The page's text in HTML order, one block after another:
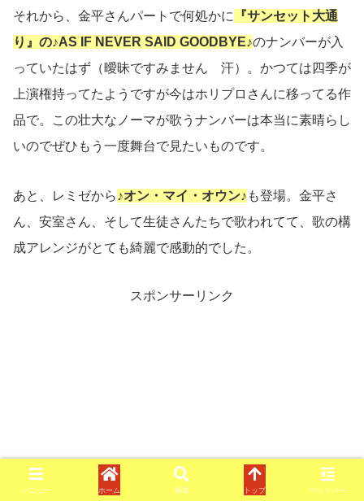
それから、金平さんパートで何処かに
『サンセット大通
り』の♪AS IF NEVER SAID GOODBYE♪のナンバーが入
っていたはず（曖昧ですみません 汗）。かつては四季が
上演権持ってたようですが今はホリプロさんに移ってる作
品で。この壮大なノーマが歌うナンバーは本当に素晴らし
いのでぜひもう一度舞台で見たいものです。
あと、レミゼから♪オン・マイ・オウン♪ も登場。金平さ
ん、安室さん、そして生徒さんたちで歌われてて、歌の構
成アレンジがとても綺麗で感動的でした。
スポンサーリンク
メニュー ホーム 検索 トップ サイドバー